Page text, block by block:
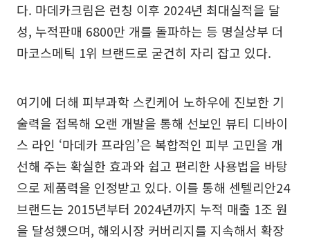
다. 마데카크림은 런칭 이후 2024년 최대실적을 달
성, 누적판매 6800만 개를 돌파하는 등 명실상부 더
마코스메틱 1위 브랜드로 굳건히 자리 잡고 있다.
여기에 더해 피부과학 스킨케어 노하우에 진보한 기
술력을 접목해 오랜 개발을 통해 선보인 뷰티 디바이
스 라인 ‘마데카 프라임’은 복합적인 피부 고민을 개
선해 주는 확실한 효과와 쉽고 편리한 사용법을 바탕
으로 제품력을 인정받고 있다. 이를 통해 센텔리안24
브랜드는 2015년부터 2024년까지 누적 매출 1조 원
을 달성했으며, 해외시장 커버리지를 지속해서 확장